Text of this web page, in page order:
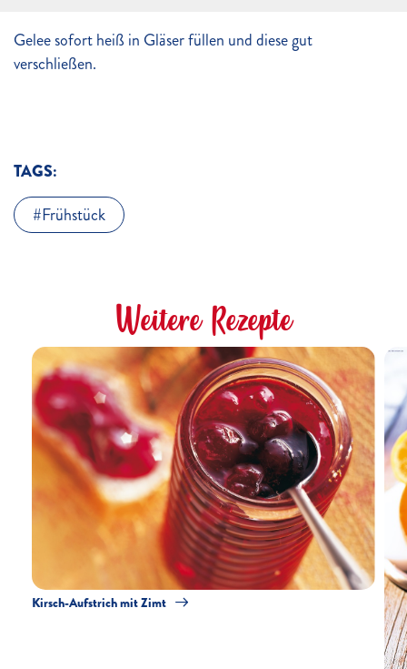
Gelee sofort heiß in Gläser füllen und diese gut
verschließen.
TAGS:
Frühstück
Weitere Rezepte
Kirsch-Aufstrich mit Zimt